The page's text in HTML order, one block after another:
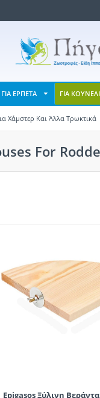
ΓΙΑ ΕΡΠΕΤΑ ΓΙΑ
Χάμστερ Και Άλλα Τρωκτικά
For
Epigasos Ξύλινη Βεράντα